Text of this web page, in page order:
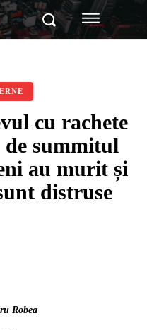
cu rachete
summitul
au murit și
distruse
Robea